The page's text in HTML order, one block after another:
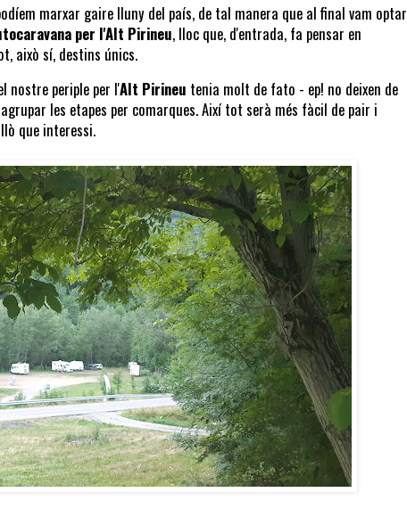
marxar gaire lluny del país, de tal manera que al final vam optar
per l'Alt Pirineu, lloc que, d'entrada, fa pensar en
això sí, destins únics.
nostre periple per l'Alt Pirineu tenia molt de fato - ep! no deixen de
les etapes per comarques. Així tot serà més fàcil de pair i
que interessi.